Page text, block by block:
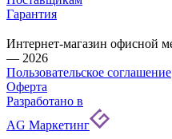
Гарантия
Интернет-магазин офисной
— 2026
Пользовательское соглашение
Оферта
Разработано в
AG Маркетинг